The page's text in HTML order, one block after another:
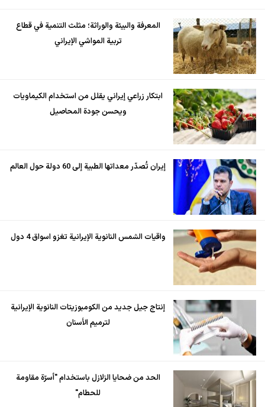
المعرفة والبيئة والوراثة؛ مثلث التنمية في قطاع
تربية المواشي الإيراني
ابتكار زراعي إيراني يقلل من استخدام الكيماويات
ويحسن جودة المحاصيل
إيران تُصدّر معداتها الطبية إلى 60 دولة حول العالم
واقيات الشمس النانوية الإيرانية تغزو اسواق 4 دول
إنتاج جيل جديد من الكومبوزيتات النانوية الإيرانية
لترميم الأسنان
الحد من ضحايا الزلازل باستخدام "أسرّة مقاومة
للحطام"